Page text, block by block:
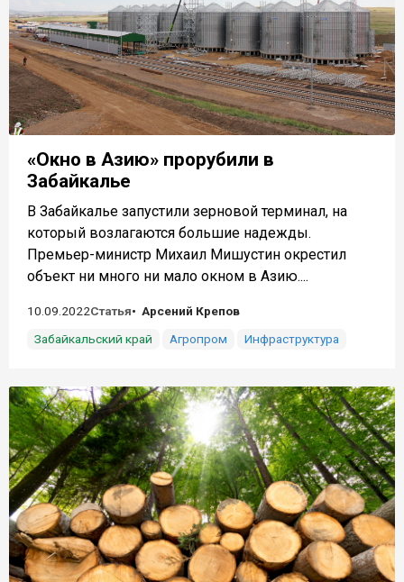
«Окно в Азию» прорубили в
Забайкалье
В Забайкалье запустили зерновой терминал, на
который возлагаются большие надежды.
Премьер-министр Михаил Мишустин окрестил
объект ни много ни мало окном в Азию....
10.09.2022Статья
Арсений Крепов
Забайкальский край
Агропром Инфраструктура